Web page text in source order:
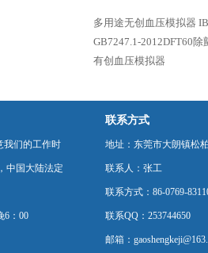
多用途无创血压模拟器
GB7247.1-2012DFT60
有创血压模拟器
我们的工作时
中国大陆法定
6：00
联系方式
地址：东莞市大朗镇松
联系人：张工
联系方式：86-0769-
联系QQ：253744650
邮箱：